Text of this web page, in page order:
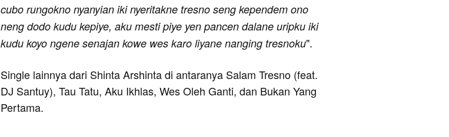
cubo rungokno nyanyian iki nyeritakne tresno seng kependem ono
neng dodo kudu kepiye, aku mesti piye yen pancen dalane uripku iki
kudu koyo ngene senajan kowe wes karo liyane nanging tresnoku".
Single lainnya dari Shinta Arshinta di antaranya Salam Tresno (feat.
DJ Santuy), Tau Tatu, Aku Ikhlas, Wes Oleh Ganti, dan Bukan Yang
Pertama.